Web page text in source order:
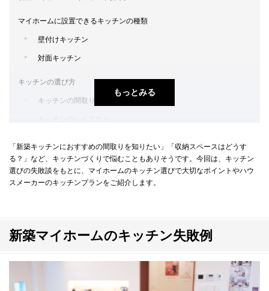
もっとみる
マイホームに設置できるキッチンの種類
壁付けキッチン
対面キッチン
キッチンの選び方
キッチンの間取り
ガスコンロかIHクッキングヒーターか：調理器具に対する優先順
位を考えよう
ハウスメーカーで叶える！こだわりの新築キッチン事例を紹介
毎日が楽しくなるカウンターを設置したキッチン
「新築キッチンにおすすめの間取りを知りたい」「収納スペースはどうす
る？」など、キッチンづくりで悩むこともありそうです。今回は、キッチン
選びの失敗談をもとに、マイホームのキッチン選びで大切なポイントやハウ
スメーカーのキッチンプランをご紹介します。
新築マイホームのキッチン失敗例